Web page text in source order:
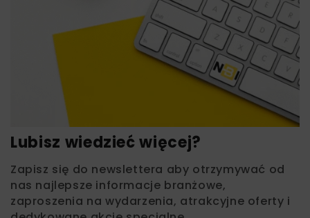
Lubisz wiedzieć więcej?
Zapisz się do newslettera aby otrzymywać od
nas najlepsze informacje branżowe,
zaproszenia na wydarzenia, atrakcyjne oferty i